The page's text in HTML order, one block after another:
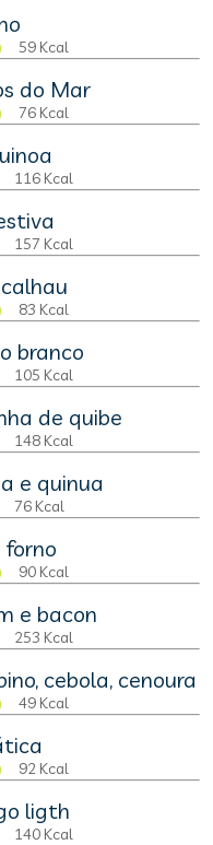
59 Kcal
do Mar
76 Kcal
116 Kcal
157 Kcal
83 Kcal
branco
105 Kcal
de quibe
148 Kcal
e quinua
76 Kcal
forno
90 Kcal
e bacon
253 Kcal
cebola, cenoura
49 Kcal
92 Kcal
ligth
140 Kcal